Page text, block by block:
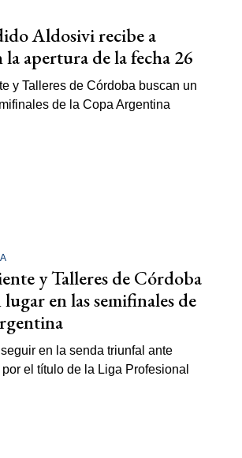
Aldosivi recibe a
la apertura de la fecha 26
y Talleres de Córdoba
en las semifinales de